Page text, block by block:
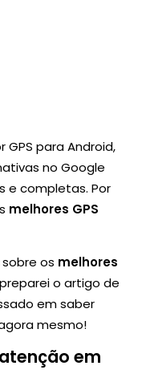
para Android,
no Google
e completas. Por
melhores GPS
os melhores
o artigo de
em saber
mesmo!
em